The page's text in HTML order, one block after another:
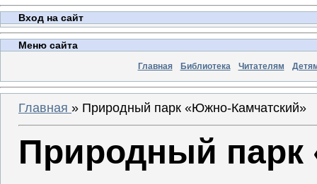
Вход на сайт
Меню сайта
Главная Библиотека Читателям
Главная » Природный парк «Южно-Камчатский»
Природный